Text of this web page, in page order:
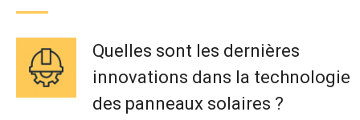
Quelles sont les dernières
innovations dans la technologie
des panneaux solaires ?